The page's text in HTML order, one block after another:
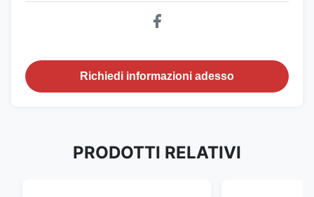
Richiedi informazioni adesso
PRODOTTI RELATIVI